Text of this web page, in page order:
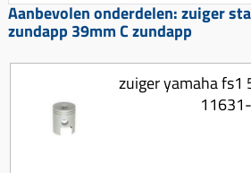
Origineel zuigers
Koppeling compleet
Koppeling trekveer
Aanbevolen onderdelen: zuiger
zundapp 39mm C zundapp
zuiger yamaha fs1